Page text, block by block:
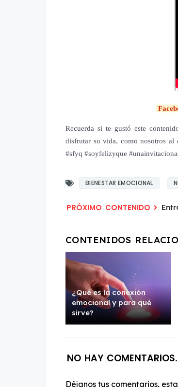
Recuerda si te gustó este
disfrutar su vida, como nosotros al
#sfyq #soyfelizyque
BIENESTAR EMOCIONAL
¿Qué es la conexión
emocional y para qué
sirve?
NO HAY COMENTARIOS.
Déjanos tus comentarios,